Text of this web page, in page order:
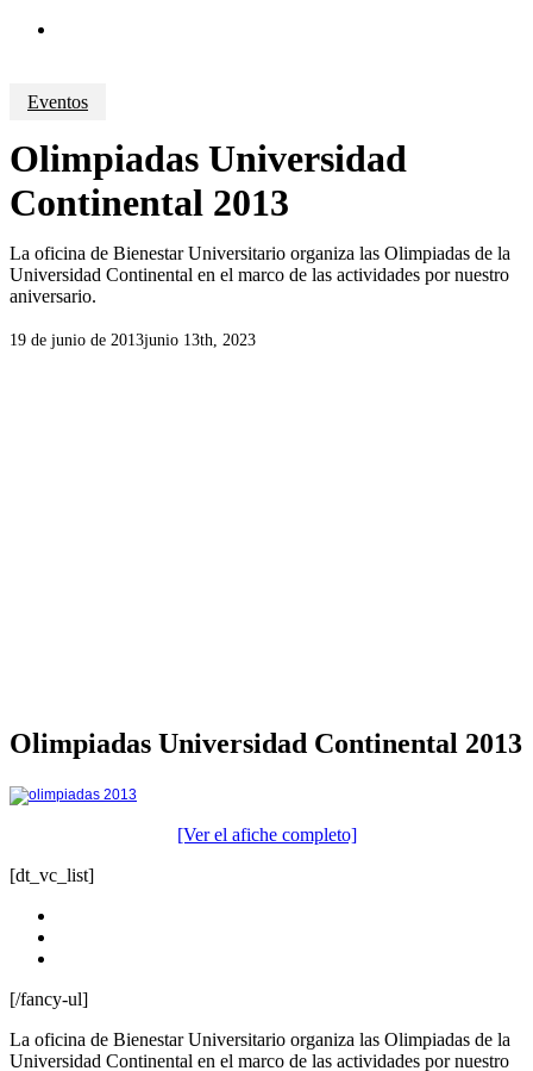
Eventos
Olimpiadas Universidad
Continental 2013
La oficina de Bienestar Universitario organiza las Olimpiadas de la
Universidad Continental en el marco de las actividades por nuestro
aniversario.
19 de junio de 2013junio 13th, 2023
Olimpiadas Universidad Continental 2013
[Ver el afiche completo]
[dt_vc_list]
[/fancy-ul]
La oficina de Bienestar Universitario organiza las Olimpiadas de la
Universidad Continental en el marco de las actividades por nuestro